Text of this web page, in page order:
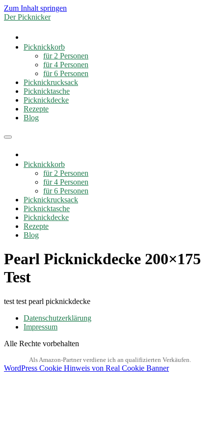
Zum Inhalt springen
Der Picknicker
Picknickkorb
für 2 Personen
für 4 Personen
für 6 Personen
Picknickrucksack
Picknicktasche
Picknickdecke
Rezepte
Blog
Picknickkorb
für 2 Personen
für 4 Personen
für 6 Personen
Picknickrucksack
Picknicktasche
Picknickdecke
Rezepte
Blog
Pearl Picknickdecke 200×175
Test
test test pearl picknickdecke
Datenschutzerklärung
Impressum
Alle Rechte vorbehalten
WordPress Cookie Hinweis von Real Cookie Banner